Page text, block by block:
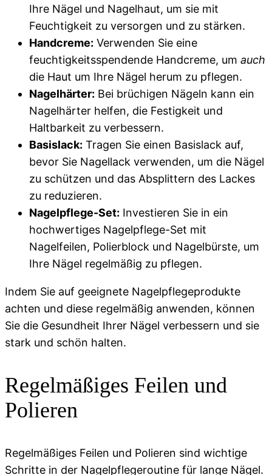
Ihre Nägel und Nagelhaut, um sie mit
Feuchtigkeit zu versorgen und zu stärken.
Handcreme: Verwenden Sie eine
feuchtigkeitsspendende Handcreme, um auch
die Haut um Ihre Nägel herum zu pflegen.
Nagelhärter: Bei brüchigen Nägeln kann ein
Nagelhärter helfen, die Festigkeit und
Haltbarkeit zu verbessern.
Basislack: Tragen Sie einen Basislack auf,
bevor Sie Nagellack verwenden, um die Nägel
zu schützen und das Absplittern des Lackes
zu reduzieren.
Nagelpflege-Set: Investieren Sie in ein
hochwertiges Nagelpflege-Set mit
Nagelfeilen, Polierblock und Nagelbürste, um
Ihre Nägel regelmäßig zu pflegen.
Indem Sie auf geeignete Nagelpflegeprodukte
achten und diese regelmäßig anwenden, können
Sie die Gesundheit Ihrer Nägel verbessern und sie
stark und schön halten.
Regelmäßiges Feilen und
Polieren
Regelmäßiges Feilen und Polieren sind wichtige
Schritte in der Nagelpflegeroutine für lange Nägel.